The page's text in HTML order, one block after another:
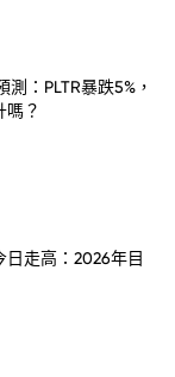
：PLTR暴跌5%，
嗎？
日走高：2026年目